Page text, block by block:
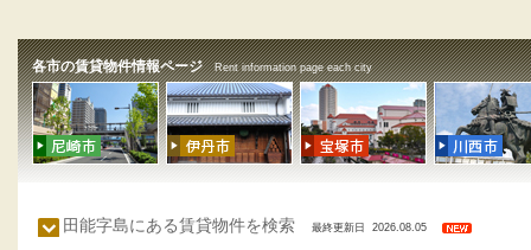
各市の賃貸物件情報ページ Rent information page each city
田能字島にある賃貸物件を検索 最終更新日 2026.08.05